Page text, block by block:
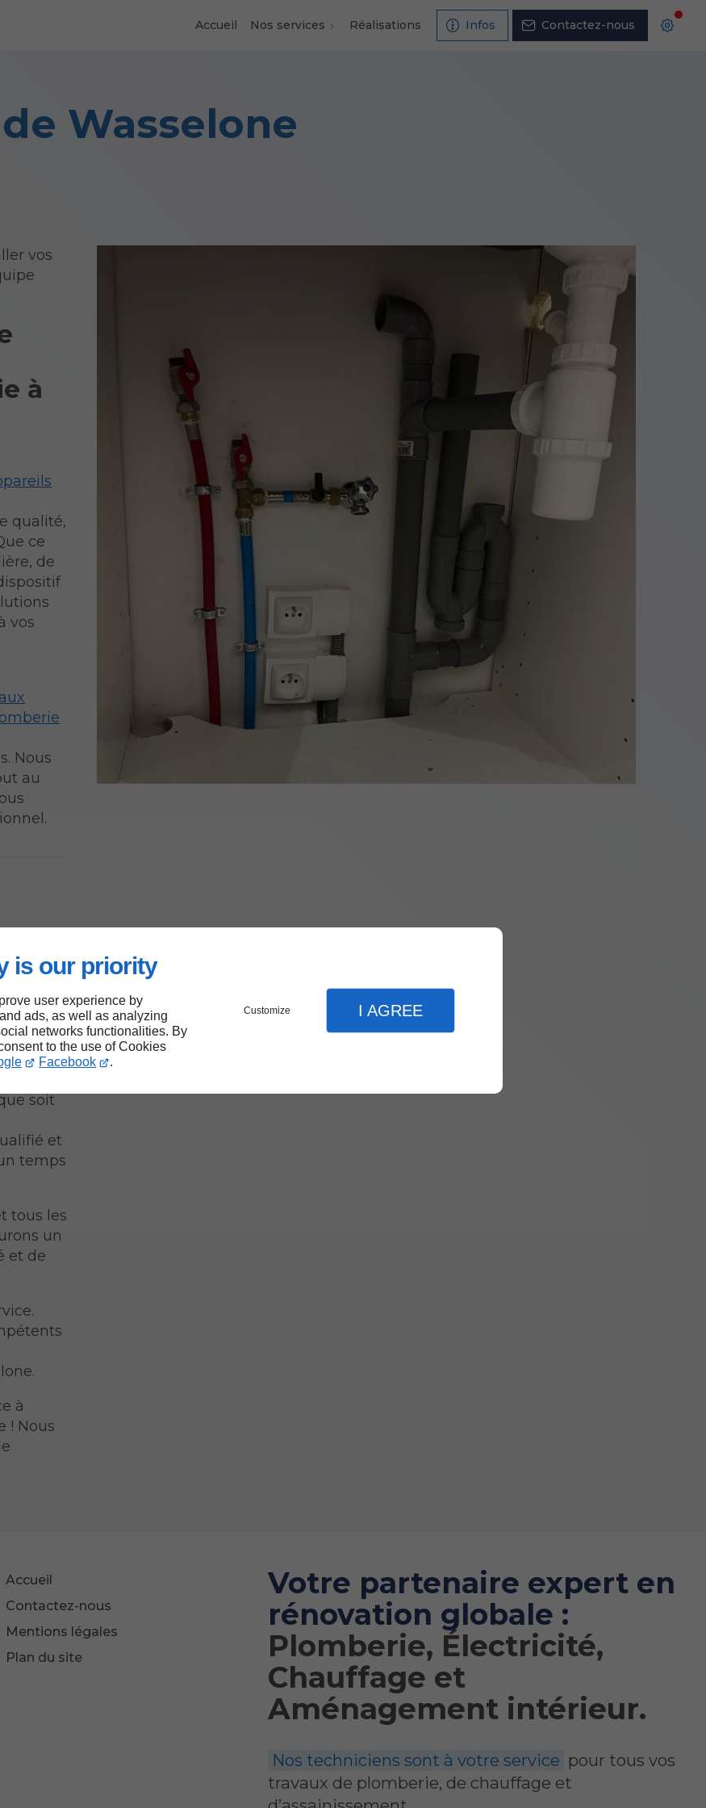
is our priority
user experience by
ads, as well as analyzing
networks functionalities. By
to the use of Cookies
Facebook .
Customize I AGREE
Accueil Nos services Réalisations Infos Contactez-nous
Wasselone
vos
à
qualité,
ce
de
vos
Nous
au
soit
et
temps
tous les
un
et de
à
! Nous
Accueil
Contactez-nous
Mentions légales
Plan du site
Votre partenaire expert en
rénovation globale :
Plomberie, Électricité,
Chauffage et
Aménagement intérieur.
Nos techniciens sont à votre service pour tous vos
travaux de plomberie, de chauffage et